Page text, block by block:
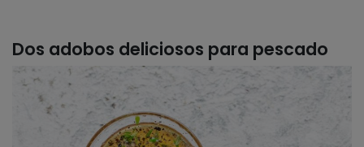
Dos adobos deliciosos para pescado